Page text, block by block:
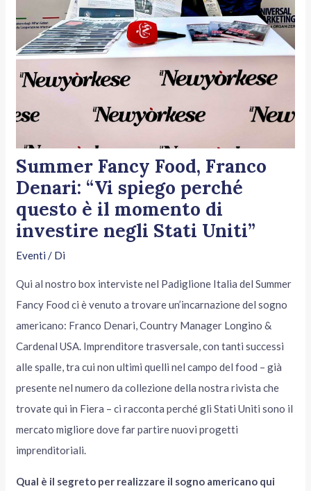
Summer Fancy Food, Franco
Denari: “Vi spiego perché
questo è il momento di
investire negli Stati Uniti”
Eventi / Di
Qui al nostro box interviste nel Padiglione Italia del Summer
Fancy Food ci è venuto a trovare un’incarnazione del sogno
americano: Franco Denari, Country Manager Longino &
Cardenal USA. Imprenditore trasversale, con tanti successi
alle spalle, tra cui non ultimi quelli nel campo del food – già
presente nel numero da collezione della nostra rivista che
trovate qui in Fiera – ci racconta perché gli Stati Uniti sono il
mercato migliore dove far partire nuovi progetti
imprenditoriali.
Qual è il segreto per realizzare il sogno americano qui